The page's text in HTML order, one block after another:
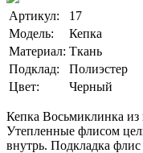
Артикул:
17
Модель:
Кепка
Материал: Ткань
Подклад:
Полиэстер
Цвет:
Черный
Кепка Восьмиклинка
Утепленные флисом
внутрь. Подкладка